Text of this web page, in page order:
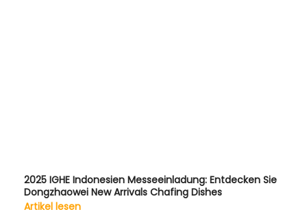
2025 IGHE Indonesien Messeeinladung: Entdecken Sie
Dongzhaowei New Arrivals Chafing Dishes
Artikel lesen